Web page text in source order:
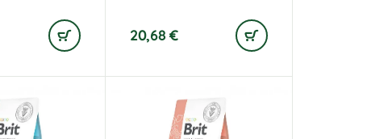
20,68 €